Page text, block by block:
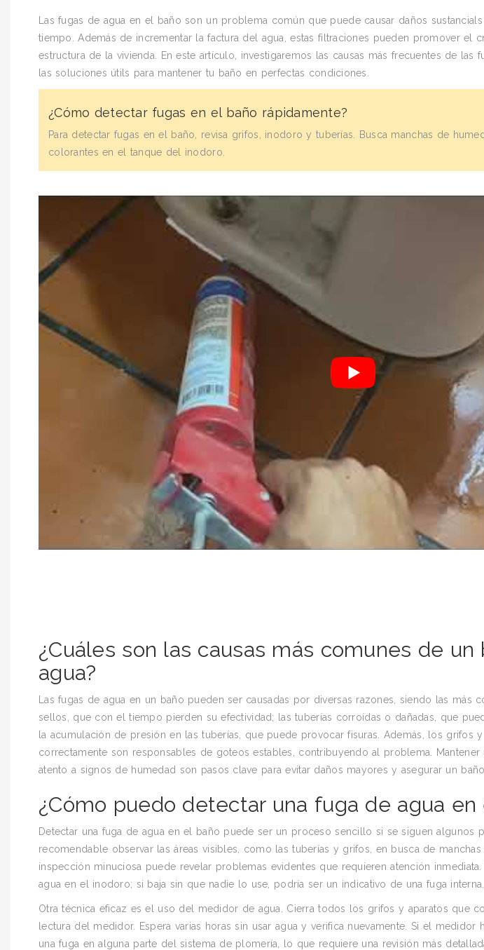
Las fugas de agua en el baño son un problema común que puede causar daños
tiempo. Además de incrementar la factura del agua, estas filtraciones pueden promover el
estructura de la vivienda. En este artículo, investigaremos las causas más frecuentes de las
las soluciones útils para mantener tu baño en perfectas condiciones.
¿Cómo detectar fugas en el baño rápidamente?
Para detectar fugas en el baño, revisa grifos, inodoro y tuberías. Busca manchas de
colorantes en el tanque del inodoro.
¿Cuáles son las causas más comunes de
agua?
Las fugas de agua en un baño pueden ser causadas por diversas razones, siendo las más
sellos, que con el tiempo pierden su efectividad; las tuberías corroídas o dañadas, que
la acumulación de presión en las tuberías, que puede provocar fisuras. Además, los grifos
correctamente son responsables de goteos estables, contribuyendo al problema.
atento a signos de humedad son pasos clave para evitar daños mayores y asegurar un
¿Cómo puedo detectar una fuga de agua en
Detectar una fuga de agua en el baño puede ser un proceso sencillo si se siguen algunos
recomendable observar las áreas visibles, como las tuberías y grifos, en busca de
inspección minuciosa puede revelar problemas evidentes que requieren atención
agua en el inodoro; si baja sin que nadie lo use, podría ser un indicativo de una fuga interna.
Otra técnica eficaz es el uso del medidor de agua. Cierra todos los grifos y aparatos que
lectura del medidor. Espera varias horas sin usar agua y verifica nuevamente. Si el medidor
una fuga en alguna parte del sistema de plomería, lo que requiere una revisión más